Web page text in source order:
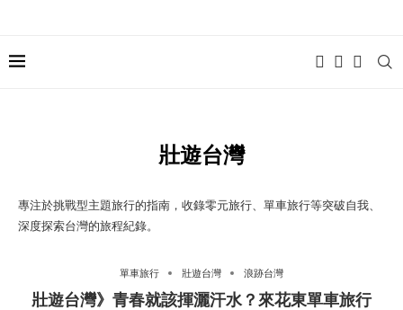
壯遊台灣
專注於挑戰型主題旅行的指南，收錄零元旅行、單車旅行等突破自我、
深度探索台灣的旅程紀錄。
單車旅行 壯遊台灣 浪跡台灣
壯遊台灣》青春就該揮灑汗水？來花東單車旅行